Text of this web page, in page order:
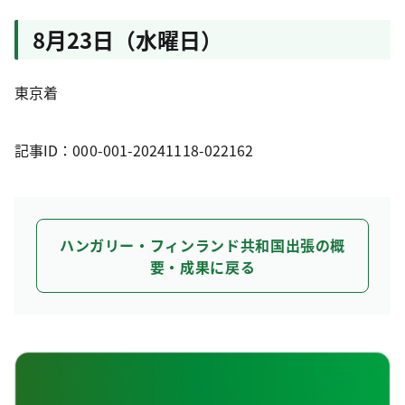
8月23日（水曜日）
東京着
記事ID：000-001-20241118-022162
ハンガリー・フィンランド共和国出張の概
要・成果に戻る